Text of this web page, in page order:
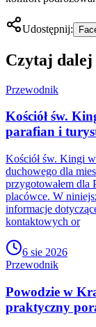
Udostępnij:
Czytaj dalej
Przewodnik
Kościół św.
parafian i
Kościół św. Kingi
duchowego dla
przygotowałem dla
placówce. W
informacje
kontaktowych or
6 sie 2026
Przewodnik
Powodzie w
praktyczny